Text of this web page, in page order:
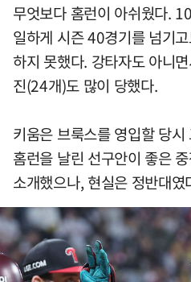
무엇보다 홈런이 아쉬웠다.
일하게 시즌 40경기를 넘기
하지 못했다. 강타자도 아니
진(24개)도 많이 당했다.
키움은 브룩스를 영입할 당
홈런을 날린 선구안이 좋은
소개했으나, 현실은 정반대였